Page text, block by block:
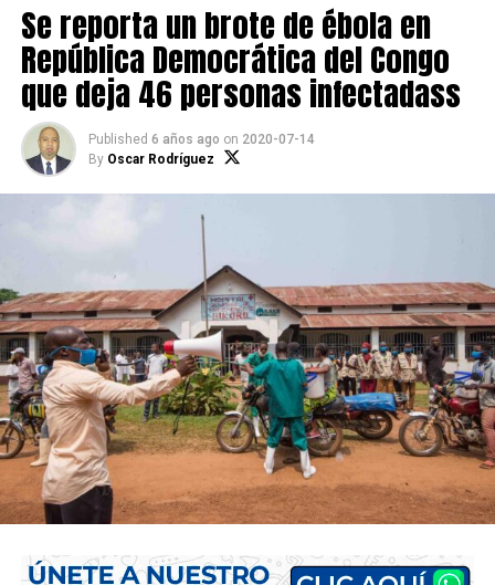
Se reporta un brote de ébola en
República Democrática del Congo
que deja 46 personas infectadass
Published 6 años ago on 2020-07-14
By Oscar Rodríguez